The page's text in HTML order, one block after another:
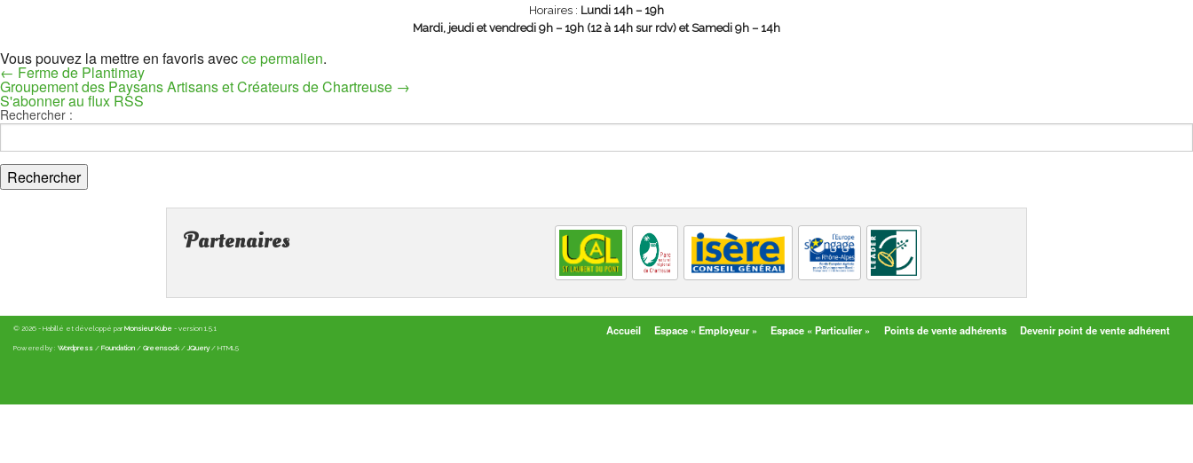
Horaires : Lundi 14h – 19h
Mardi, jeudi et vendredi 9h – 19h (12 à 14h sur rdv) et Samedi 9h – 14h
Vous pouvez la mettre en favoris avecce permalien.
← Ferme de Plantimay
Groupement des Paysans Artisans et Créateurs de Chartreuse →
S'abonner au flux RSS
Rechercher :
Partenaires
© 2026 - Habillé et développé parMonsieur Kube - version 1.5.1
Powered by : Wordpress / Foundation / Greensock /JQuery/ HTML5
Accueil Espace « Employeur » Espace « Particulier » Points de vente adhérents Devenir point de vente adhérent